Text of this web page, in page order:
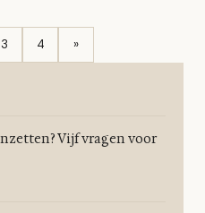
3 4 »
Vijf vragen voor